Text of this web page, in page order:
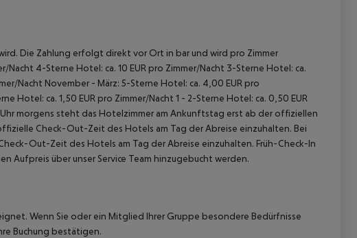
Die Zahlung erfolgt direkt vor Ort in bar und wird pro Zimmer
4-Sterne Hotel: ca. 10 EUR pro Zimmer/Nacht 3-Sterne Hotel: ca.
Nacht November - März: 5-Sterne Hotel: ca. 4,00 EUR pro
Hotel: ca. 1,50 EUR pro Zimmer/Nacht 1 - 2-Sterne Hotel: ca. 0,50 EUR
morgens steht das Hotelzimmer am Ankunftstag erst ab der offiziellen
Check-Out-Zeit des Hotels am Tag der Abreise einzuhalten. Bei
Out-Zeit des Hotels am Tag der Abreise einzuhalten. Früh-Check-In
Aufpreis über unser Service Team hinzugebucht werden.
Wenn Sie oder ein Mitglied Ihrer Gruppe besondere Bedürfnisse
Buchung bestätigen.